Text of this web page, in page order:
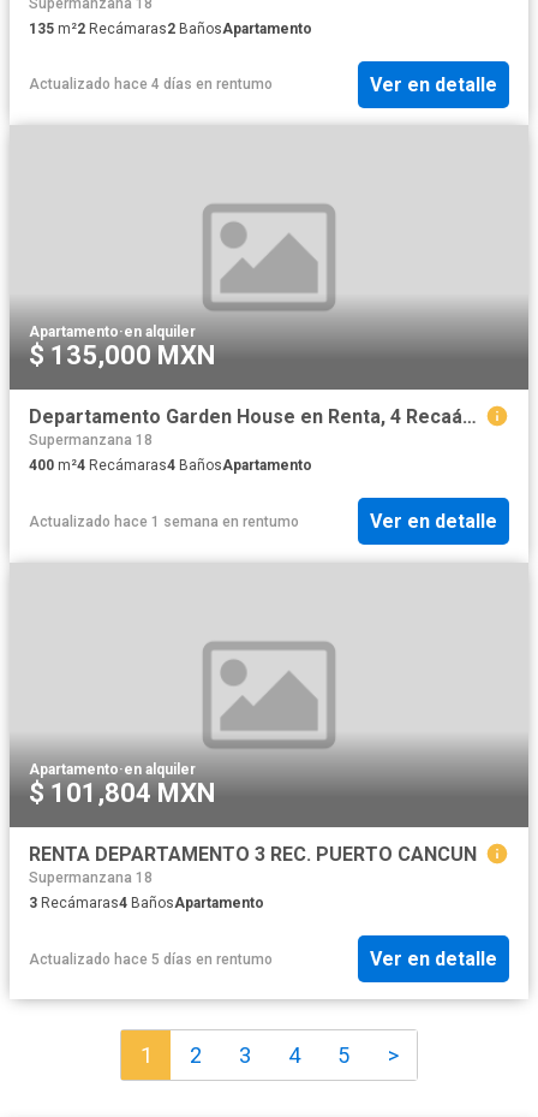
135 m²2 Recámaras2 BañosApartamento
Actualizado hace 4 días en rentumo Ver en detalle
Apartamento·en alquiler
$ 135,000 MXN
Departamento Garden House en Renta, 4 Recaámaras, Estudio TV, en La Vela, Puerto Cancún
Supermanzana 18
400 m²4 Recámaras4 BañosApartamento
Actualizado hace 1 semana en rentumo Ver en detalle
Apartamento·en alquiler
$ 101,804 MXN
RENTA DEPARTAMENTO 3 REC. PUERTO CANCUN
Supermanzana 18
3 Recámaras4 BañosApartamento
Actualizado hace 5 días en rentumo Ver en detalle
1 2 3 4 5 >